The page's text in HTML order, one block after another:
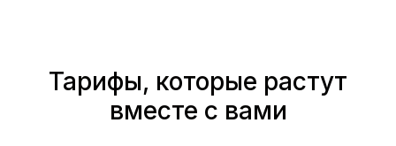
Тарифы, которые растут
вместе с вами